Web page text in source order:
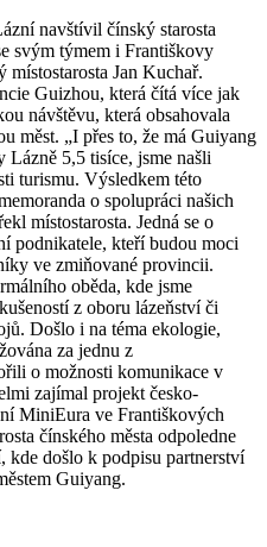
navštívil čínský starosta
svým týmem i Františkovy
Jan Kuchař.
Guizhou, která čítá více jak
návštěvu, která obsahovala
měst. „I přes to, že má Guiyang
5,5 tisíce, jsme našli
turismu. Výsledkem této
o spolupráci našich
místostarosta. Jedná se o
podnikatele, kteří budou moci
ve zmiňované provincii.
oběda, kde jsme
z oboru lázeňství či
Došlo i na téma ekologie,
za jednu z
o možnosti komunikace v
zajímal projekt česko-
MiniEura ve Františkových
čínského města odpoledne
došlo k podpisu partnerství
Guiyang.